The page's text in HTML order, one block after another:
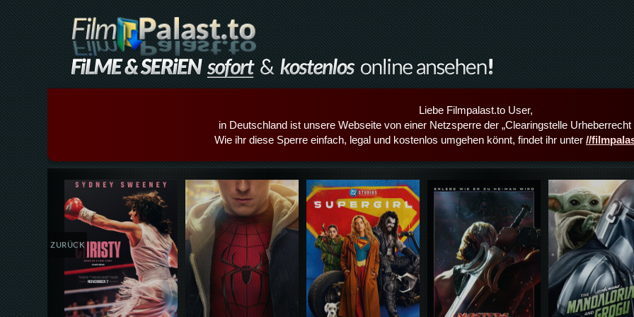
Liebe Filmpalast.to User,
in Deutschland ist unsere Webseite von einer Netzsperre der „Clearingstelle Urheberrecht
Wie ihr diese Sperre einfach, legal und kostenlos umgehen könnt, findet ihr unter //
Details,Play Details,Play Details,Play Details,Play Details,Play
ZURÜCK